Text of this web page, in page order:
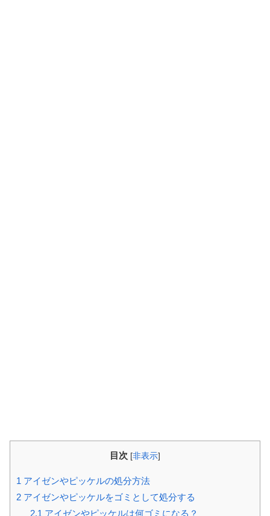
目次 [非表示]
1 アイゼンやピッケルの処分方法
2 アイゼンやピッケルをゴミとして処分する
2.1 アイゼンやピッケルは何ゴミになる？